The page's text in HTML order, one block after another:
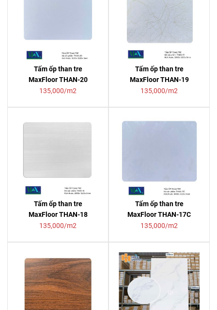
Tấm ốp than tre
MaxFloor THAN-20
135,000/m2
Tấm ốp than tre
MaxFloor THAN-19
135,000/m2
Tấm ốp than tre
MaxFloor THAN-18
135,000/m2
Tấm ốp than tre
MaxFloor THAN-17C
135,000/m2